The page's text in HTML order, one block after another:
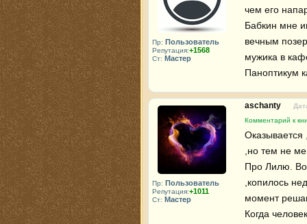
Пр: Пользователь
Репутация:+1568
Ст: Мастер
чем его
Бабкин мне
вечным
мужика в
Паноптикум
Пр: Пользователь
Репутация:+1011
Ст: Мастер
aschanty
Комментарий к
Оказывается
,но тем не
Про Лилю.
,копилось
момент
Когда